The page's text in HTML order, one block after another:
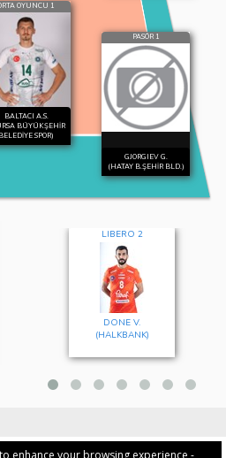
enhance your browsing experience -
OYUNCU 1
BALTACI A.S.
BÜYÜKŞEHİR
BELEDİYE SPOR)
PASÖR 1
GJORGIEV G.
(HATAY B.ŞEHİR BLD.)
LIBERO 2
DONE V.
(HALKBANK)